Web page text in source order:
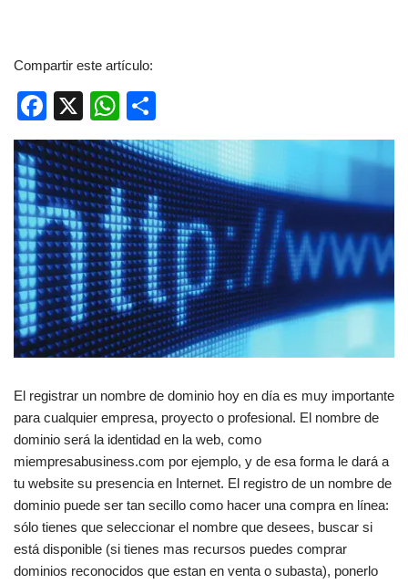
Compartir este artículo:
F
a
c
e
b
o
o
k
X
W
h
at
s
A
p
p
o
m
p
ar
tir
El registrar un nombre de dominio hoy en día es muy importante
para cualquier empresa, proyecto o profesional. El nombre de
dominio será la identidad en la web, como
miempresabusiness.com por ejemplo, y de esa forma le dará a
tu website su presencia en Internet. El registro de un nombre de
dominio puede ser tan secillo como hacer una compra en línea:
sólo tienes que seleccionar el nombre que desees, buscar si
está disponible (si tienes mas recursos puedes comprar
dominios reconocidos que estan en venta o subasta), ponerlo